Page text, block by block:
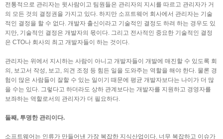
전통적으로 관리자는 윗사람이고 팀원들은 관리자의 지시를 따르고 관리자가 거
의 모든 것의 결정권을 가지고 있다. 하지만 소프트웨어 회사에서 관리자는 기술
적인 결정을 할 수 없다. 개발자 출신이라고 기술적인 결정도 하려 하는 경우도 있
지만, 기술적인 결정은 개발자의 몫이다. 그리고 전사적인 중요한 기술적인 결정
은 CTO나 회사의 최고 개발자들이 하는 것이다.
관리자는 위에서 지시하는 사람이 아니고 개발자들이 개발에 매진할 수 있도록 회
의, 보고서 작성, 보고, 의견 조정 등 힘든 일을 도와주는 역할을 해야 한다. 물론 경
험이 많은 사람들이 잘할 수 있는 일이기 때문에 평균 개발자보다는 나이가 더 많
을 수는 있다. 그렇다고 하더라도 상하 관계보다는 개발자를 지원하고 경영자를
보좌하는 역할로서의 관리자가 더 필요하다.
둘째, 투명한 관리이다.
소프트웨어는 인류가 만들어낸 가장 복잡한 지식산업이다. 너무 복잡하고 이슈가